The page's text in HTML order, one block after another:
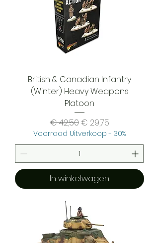
British & Canadian Infantry
(Winter) Heavy Weapons
Platoon
Normale prijs
€ 42,50Verkoopprijs
€ 29,75
Voorraad Uitverkoop - 30%
In winkelwagen